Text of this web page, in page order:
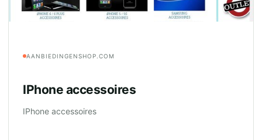
AANBIEDINGENSHOP.COM
IPhone accessoires
IPhone accessoires